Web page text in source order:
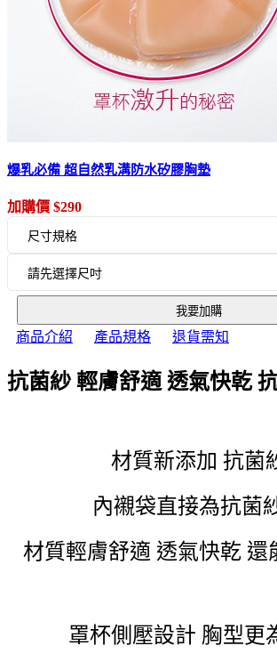
爆乳必備 超自然乳溝防水矽膠胸墊
加購價 $290
我要加購
商品介紹 產品規格 退貨需知
抗菌紗 輕膚舒適 透氣快乾
材質新添加 抗菌
內襯袋直接為抗菌
材質輕膚舒適 透氣快乾 還
罩杯側壓設計 胸型更